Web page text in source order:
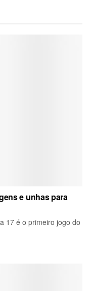
e unhas para
17 é o primeiro jogo do